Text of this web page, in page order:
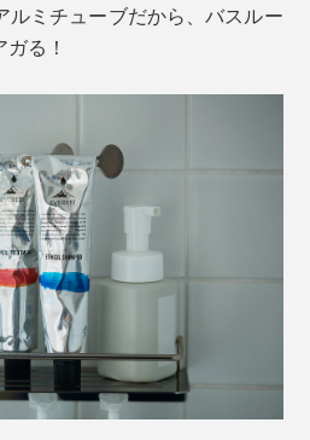
ルミチューブだから、バスルー
る！